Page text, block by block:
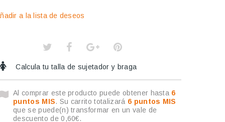
a la lista de deseos
Calcula tu talla de sujetador y braga
Al comprar este producto puede obtener hasta 6
puntos MIS. Su carrito totalizará 6 puntos MIS
que se puede(n) transformar en un vale de
descuento de0,60€.